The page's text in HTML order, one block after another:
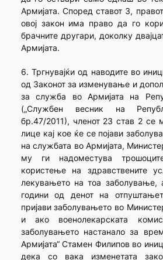
Армијата. Според ставот 3,
овој закон има право да го
брачните другари, доколку
Армијата.
6. Тргнувајќи од наводите во
од Законот за изменување и
за служба во Армијата на
(„Службен весник на
бр.47/2011), членот 23 став 2 се
лице кај кое ќе се појави
на службата во Армијата,
му ги надоместува
користење на здравствените
лекувањето на тоа
години од денот на
пријави заболувањето во
и ако военолекарската
заболувањето настанало за
Армијата“ Стамен Филипов во
дека со вака изменетата